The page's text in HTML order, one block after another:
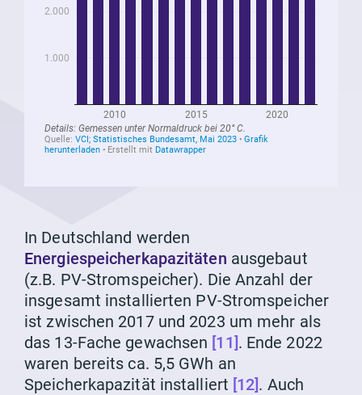
In Deutschland werden
Energiespeicherkapazitäten ausgebaut
(z.B. PV-Stromspeicher). Die Anzahl der
insgesamt installierten PV-Stromspeicher
ist zwischen 2017 und 2023 um mehr als
das 13-Fache gewachsen [11]. Ende 2022
waren bereits ca. 5,5 GWh an
Speicherkapazität installiert [12]. Auch